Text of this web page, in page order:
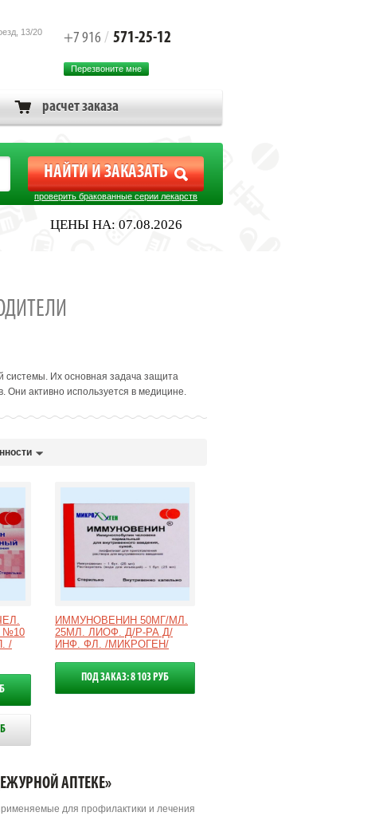
13/20 +7 916 / 571-25-12
Перезвоните мне
расчет заказа
проверить бракованные серии лекарств
ЦЕНЫ НА: 07.08.2026
Их основная задача защита
Они активно используется в медицине.
№10
/
ИММУНОВЕНИН 50МГ/МЛ.
25МЛ. ЛИОФ. Д/Р-РА Д/
ИНФ. ФЛ. /МИКРОГЕН/
ПОД ЗАКАЗ: 8 103 РУБ
АПТЕКЕ»
для профилактики и лечения